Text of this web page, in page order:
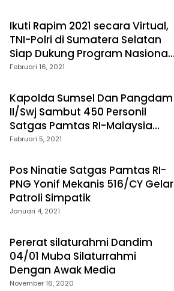
Ikuti Rapim 2021 secara Virtual,
TNI-Polri di Sumatera Selatan
Siap Dukung Program Nasional
Pemerintah
Februari 16, 2021
Kapolda Sumsel Dan Pangdam
II/Swj Sambut 450 Personil
Satgas Pamtas RI-Malaysia
Yonif Raider 200/Bn
Februari 5, 2021
Pos Ninatie Satgas Pamtas RI-
PNG Yonif Mekanis 516/CY Gelar
Patroli Simpatik
Januari 4, 2021
Pererat silaturahmi Dandim
04/01 Muba Silaturrahmi
Dengan Awak Media
November 16, 2020